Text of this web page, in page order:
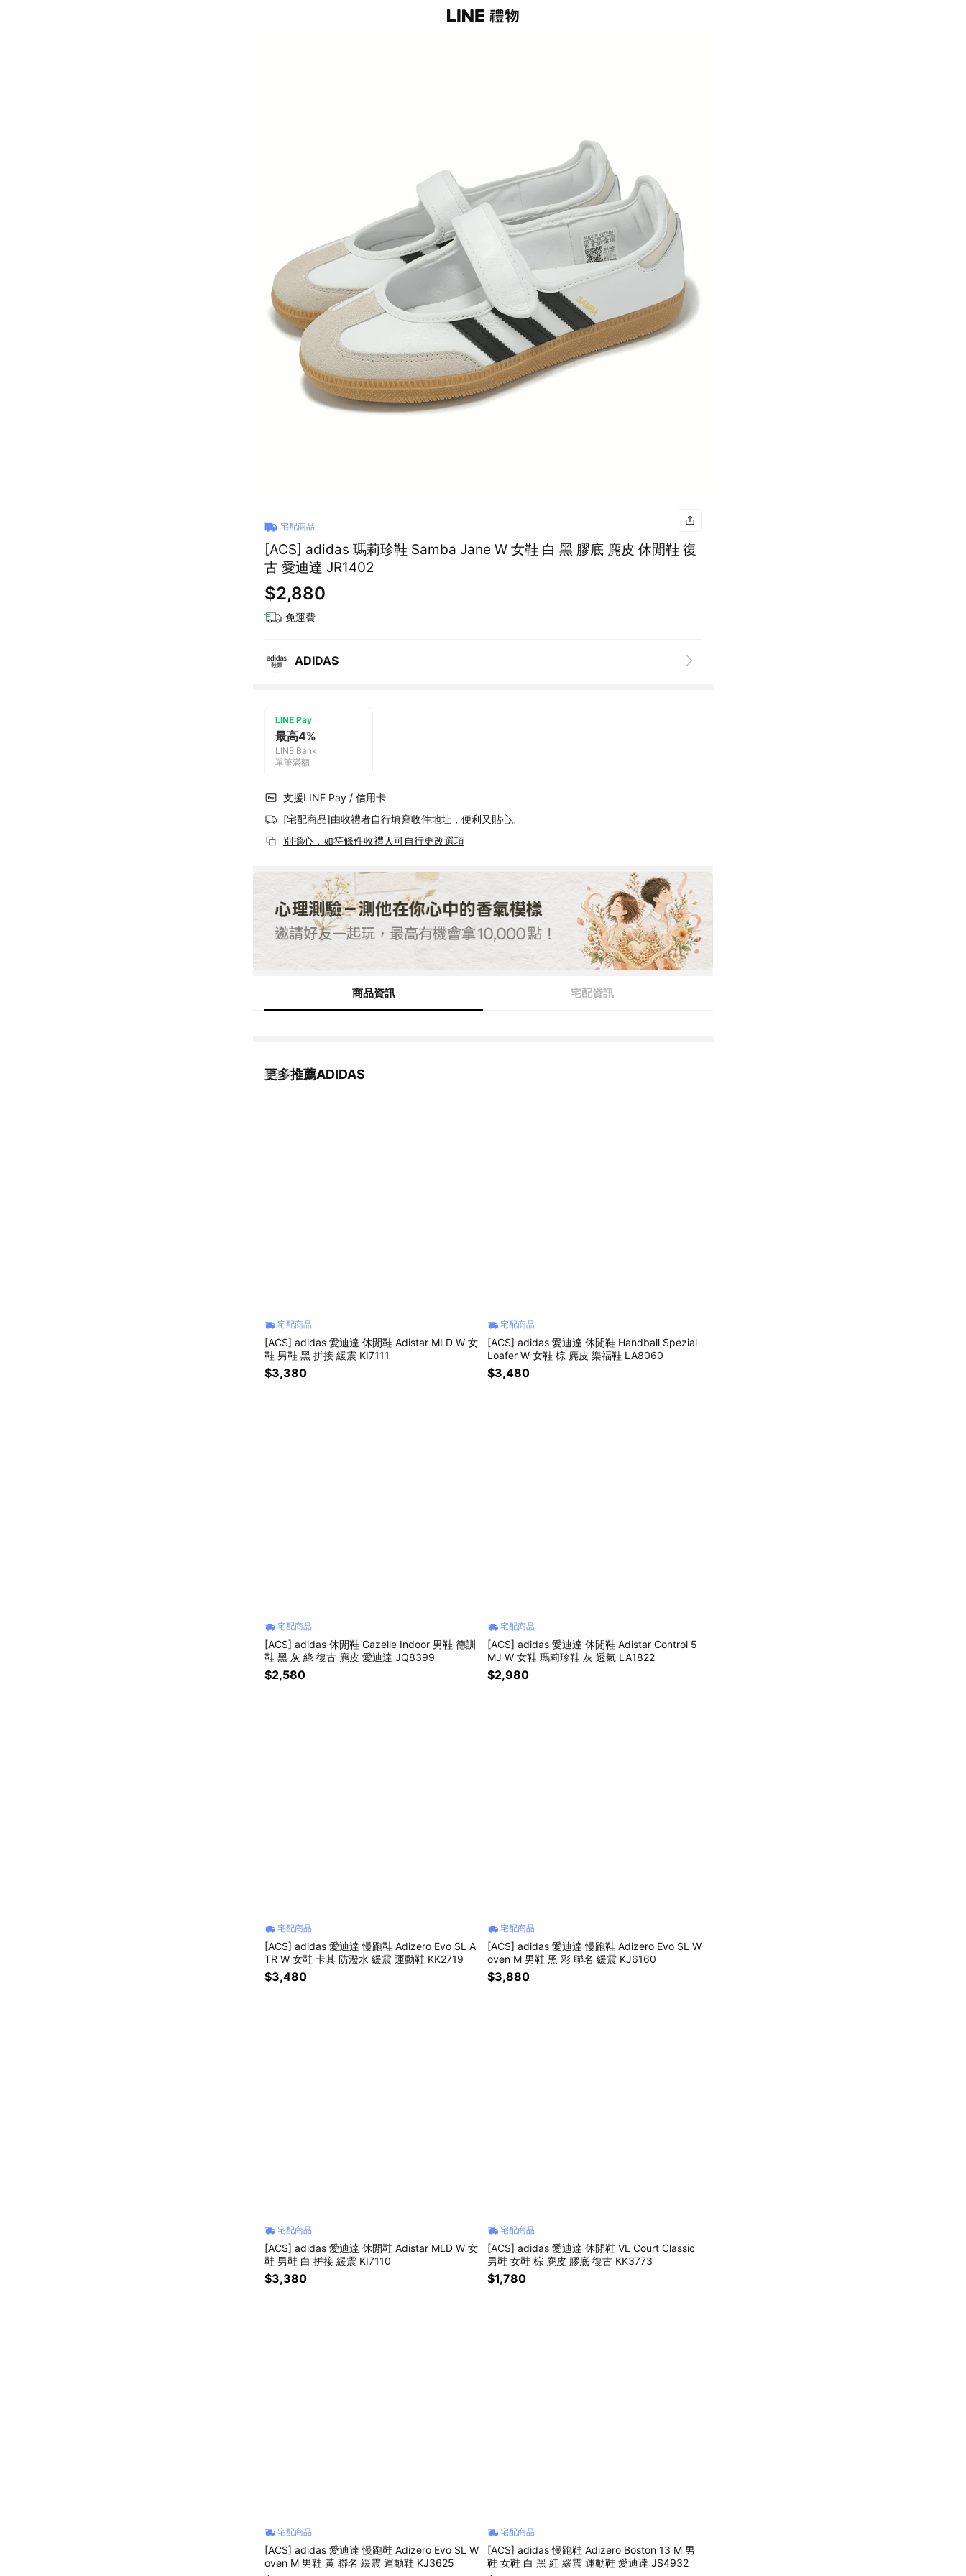
宅配商品
[ACS] adidas 瑪莉珍鞋 Samba Jane W 女鞋 白 黑 膠底 麂皮 休閒鞋 復
古 愛迪達 JR1402
$2,880
免運費
ADIDAS
LINE Pay
最高4%
LINE Bank
單筆滿額
支援LINE Pay / 信用卡
[宅配商品]由收禮者自行填寫收件地址，便利又貼心。
別擔心，如符條件收禮人可自行更改選項
商品資訊 宅配資訊
更多推薦ADIDAS
看更多
宅配商品
[ACS] adidas 愛迪達 休閒鞋 Adistar MLD W 女
鞋 男鞋 黑 拼接 緩震 KI7111
$3,380
宅配商品
[ACS] adidas 愛迪達 休閒鞋 Handball Spezial
Loafer W 女鞋 棕 麂皮 樂福鞋 LA8060
$3,480
宅配商品
[ACS] adidas 休閒鞋 Gazelle Indoor 男鞋 德訓
鞋 黑 灰 綠 復古 麂皮 愛迪達 JQ8399
$2,580
宅配商品
[ACS] adidas 愛迪達 休閒鞋 Adistar Control 5
MJ W 女鞋 瑪莉珍鞋 灰 透氣 LA1822
$2,980
宅配商品
[ACS] adidas 愛迪達 慢跑鞋 Adizero Evo SL A
TR W 女鞋 卡其 防潑水 緩震 運動鞋 KK2719
$3,480
宅配商品
[ACS] adidas 愛迪達 慢跑鞋 Adizero Evo SL W
oven M 男鞋 黑 彩 聯名 緩震 KJ6160
$3,880
宅配商品
[ACS] adidas 愛迪達 休閒鞋 Adistar MLD W 女
鞋 男鞋 白 拼接 緩震 KI7110
$3,380
宅配商品
[ACS] adidas 愛迪達 休閒鞋 VL Court Classic
男鞋 女鞋 棕 麂皮 膠底 復古 KK3773
$1,780
宅配商品
[ACS] adidas 愛迪達 慢跑鞋 Adizero Evo SL W
oven M 男鞋 黃 聯名 緩震 運動鞋 KJ3625
宅配商品
[ACS] adidas 慢跑鞋 Adizero Boston 13 M 男
鞋 女鞋 白 黑 紅 緩震 運動鞋 愛迪達 JS4932